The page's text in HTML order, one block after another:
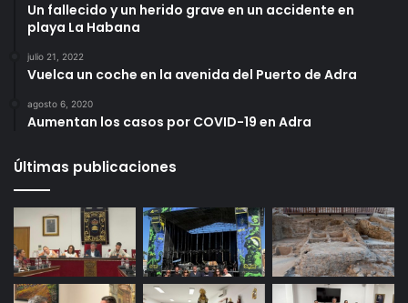
Un fallecido y un herido grave en un accidente en
playa La Habana
julio 21, 2022
Vuelca un coche en la avenida del Puerto de Adra
agosto 6, 2020
Aumentan los casos por COVID-19 en Adra
Últimas publicaciones